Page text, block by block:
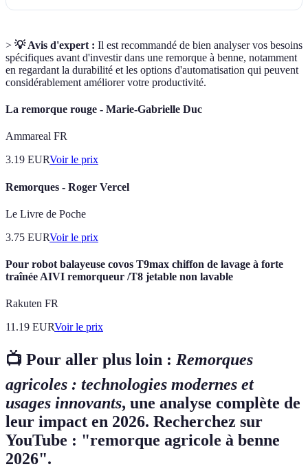
> 💡 Avis d'expert : Il est recommandé de bien analyser vos besoins
spécifiques avant d'investir dans une remorque à benne, notamment
en regardant la durabilité et les options d'automatisation qui peuvent
considérablement améliorer votre productivité.
La remorque rouge - Marie-Gabrielle Duc
Ammareal FR
3.19 EURVoir le prix
Remorques - Roger Vercel
Le Livre de Poche
3.75 EURVoir le prix
Pour robot balayeuse covos T9max chiffon de lavage à forte
traînée AIVI remorqueur /T8 jetable non lavable
Rakuten FR
11.19 EURVoir le prix
📺 Pour aller plus loin : Remorques
agricoles : technologies modernes et
usages innovants, une analyse complète de
leur impact en 2026. Recherchez sur
YouTube : "remorque agricole à benne
2026".